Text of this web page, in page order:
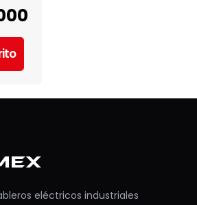
eléctricos industriales